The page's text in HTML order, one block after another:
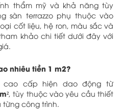
thẩm mỹ và khả năng tùy
sàn terrazzo phụ thuộc vào
cốt liệu, hệ ron, màu sắc và
khảo chi tiết dưới đây với
nhiêu tiền 1 m2?
cao cấp hiện dao động từ
, tùy thuộc vào yêu cầu thiết
công trình.